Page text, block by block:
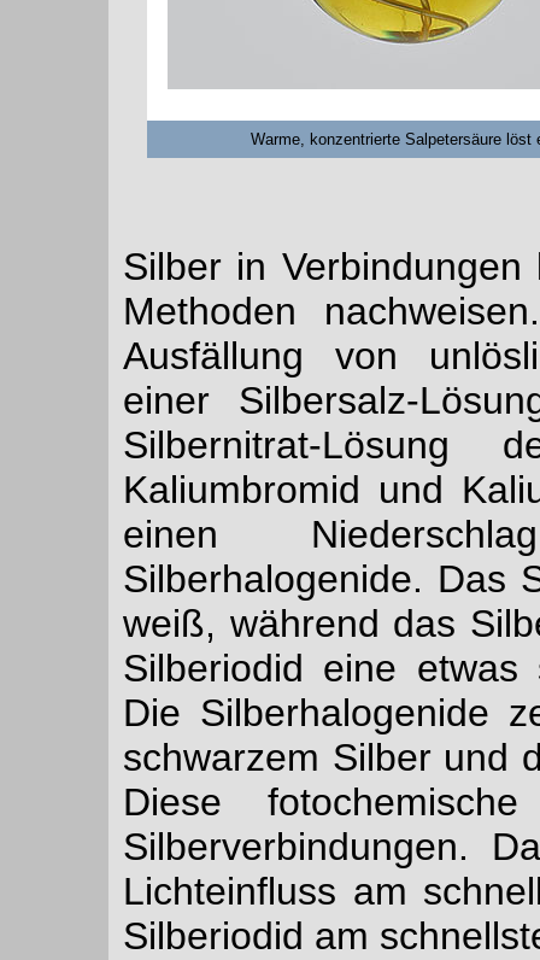
Warme, konzentrierte Salpetersäure
Silber in
Methoden
Ausfällung von
einer Silbersalz-
Silbernitrat-Lösung
Kaliumbromid und
einen
Silberhalogenide. Das
weiß, während das
Silberiodid eine etwas
Die Silberhalogenide
schwarzem Silber und
Diese
Silberverbindungen.
Lichteinfluss am
Silberiodid am